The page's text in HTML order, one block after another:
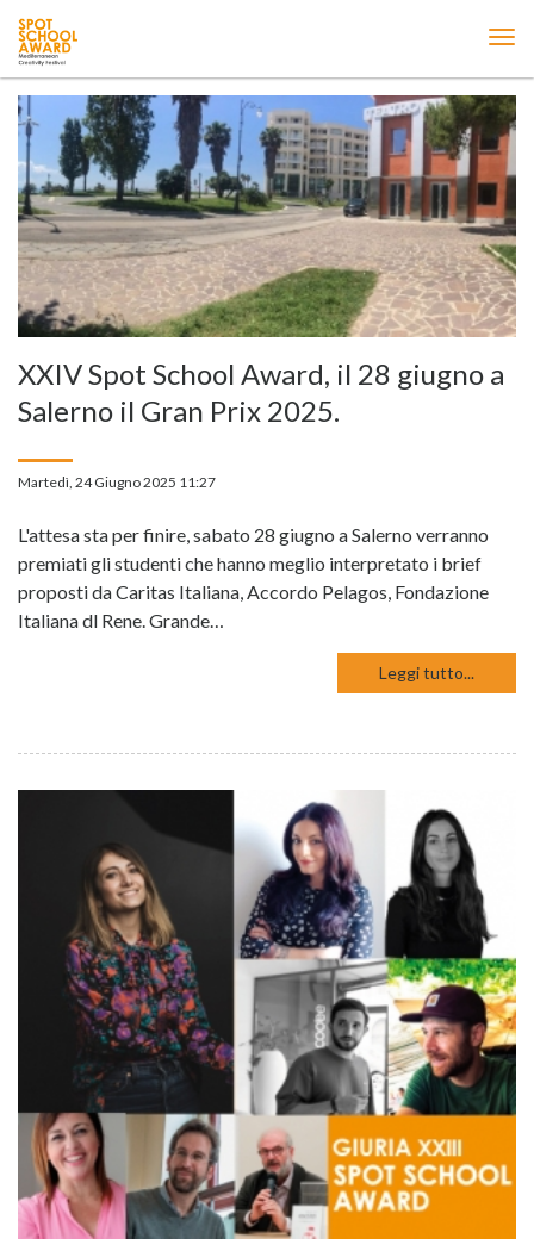
XXIV Spot School Award, il 28 giugno a
Salerno il Gran Prix 2025.
Martedì, 24 Giugno 2025 11:27
L'attesa sta per finire, sabato 28 giugno a Salerno verranno
premiati gli studenti che hanno meglio interpretato i brief
proposti da Caritas Italiana, Accordo Pelagos, Fondazione
Italiana dl Rene. Grande…
Leggi tutto...